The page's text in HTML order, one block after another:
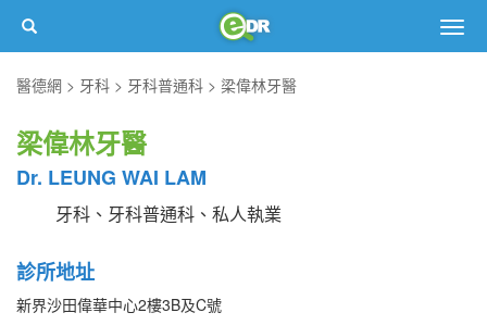
醫德網
牙科 牙科普通科 梁偉林牙醫
梁偉林牙醫
Dr. LEUNG WAI LAM
牙科、牙科普通科、私人執業
診所地址
新界沙田偉華中心2樓3B及C號